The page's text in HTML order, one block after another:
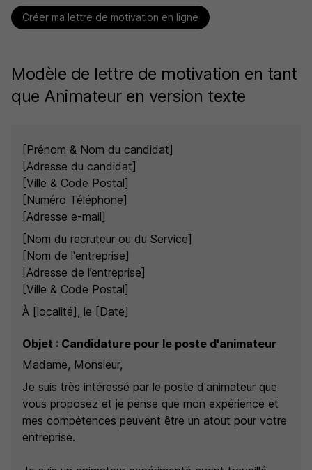
Créer ma lettre de motivation en ligne
Modèle de lettre de motivation en tant
que Animateur en version texte
[Prénom & Nom du candidat]
[Adresse du candidat]
[Ville & Code Postal]
[Numéro Téléphone]
[Adresse e-mail]
[Nom du recruteur ou du Service]
[Nom de l'entreprise]
[Adresse de l’entreprise]
[Ville & Code Postal]
À [localité], le [Date]
Objet : Candidature pour le poste d'animateur
Madame, Monsieur,
Je suis très intéressé par le poste d'animateur que
vous proposez et je pense que mon expérience et
mes compétences peuvent être un atout pour votre
entreprise.